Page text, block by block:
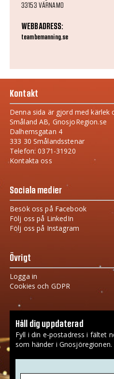
33153 VÄRNAMO
WEBBADRESS:
teambemanning.se
Kontakt
Denna sida är gjord med kärlek
Småland AB, GnosjoRegion.se
Dalhemsgatan 4
333 30 Smålandsstenar
Telefon: 0371-31920
Kontakta oss
Sociala medier
Besök oss på Facebook
Följ oss på LinkedIn
Följ oss på Instagram
Övrigt
Logga in
Cookies och GDPR
Håll dig uppdaterad
Fyll i din e-postadress i fältet
som händer i Gnosjöregionen.